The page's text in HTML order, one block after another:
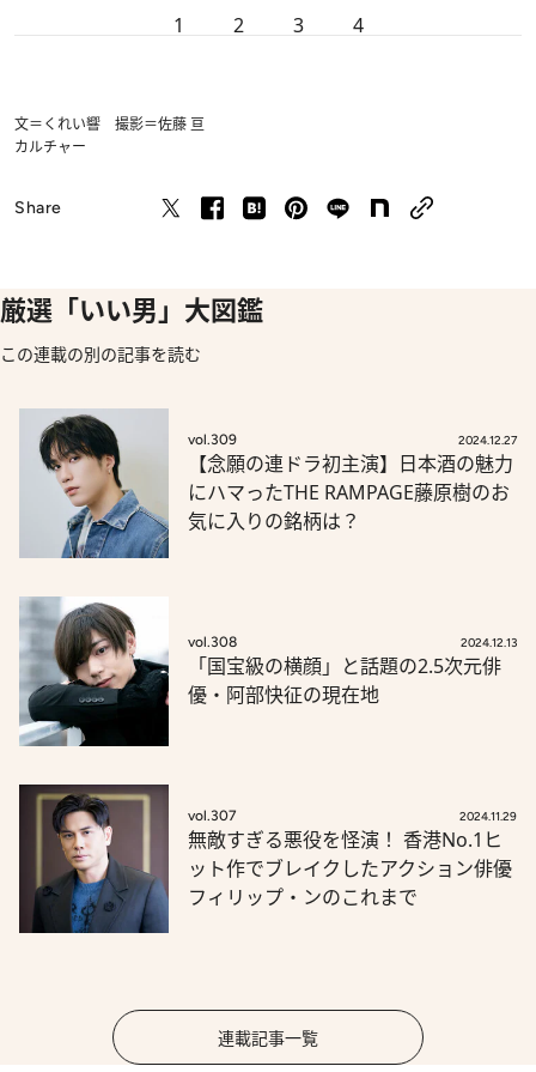
1 2 3 4
文＝くれい響 撮影＝佐藤 亘
カルチャー
Share
厳選「いい男」大図鑑
この連載の別の記事を読む
vol.309 2024.12.27
【念願の連ドラ初主演】日本酒の魅力
にハマったTHE RAMPAGE藤原樹のお
気に入りの銘柄は？
vol.308 2024.12.13
「国宝級の横顔」と話題の2.5次元俳
優・阿部快征の現在地
vol.307 2024.11.29
無敵すぎる悪役を怪演！ 香港No.1ヒ
ット作でブレイクしたアクション俳優
フィリップ・ンのこれまで
連載記事一覧